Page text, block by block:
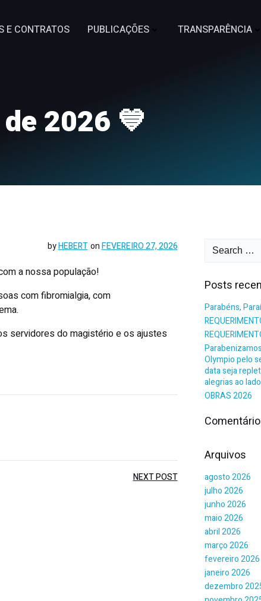
E CONTRATOS PUBLICAÇÕES TRANSPARÊNCIA
2026 💙
byHEBERT onFEVEREIRO 27, 2026
a nossa população!
com fibromialgia, com
servidores do magistério e os ajustes
NEXT POST
Posts
Parabéns,
Olympio pelo
data seja
alegrias ao
OBRAS 2026
Arquivos
agosto 2026
julho 2026
junho 2026
maio 2026
abril 2026
março 2026
fevereiro 2026
janeiro 2026
dezembro